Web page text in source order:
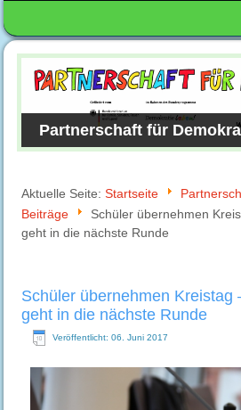
Partnerschaft für
Aktuelle Seite:Startseite
Beiträge
Schüler übernehmen
geht in die nächste Runde
Schüler übernehmen Kreistag
geht in die nächste Runde
Veröffentlicht: 06. Juni 2017